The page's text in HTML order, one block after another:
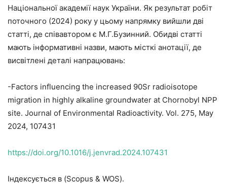
Національної академії наук України. Як результат робіт
поточного (2024) року у цьому напрямку вийшли дві
статті, де співавтором є М.Г.Бузинний. Обидві статті
мають інформативні назви, мають місткі анотації, де
висвітлені деталі напрацювань:
-Factors influencing the increased 90Sr radioisotope
migration in highly alkaline groundwater at Chornobyl NPP
site. Journal of Environmental Radioactivity. Vol. 275, May
2024, 107431
https://doi.org/10.1016/j.jenvrad.2024.107431
Індексується в (Scopus & WOS).